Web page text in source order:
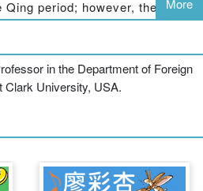
period; however, the
and establishment of
initiated true nation-wide
onset of gender
thought and queer
approach using the lens
personal experience, this
to students and scholars of
women's studies, gender
More
in the Department of Foreign
Clark University, USA.